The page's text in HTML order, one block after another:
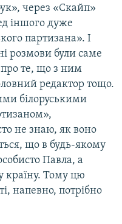
через «Скайп»
іншого дуже
партизана». І
розмови були саме
про те, що з ним
редактор тощо.
білоруськими
не знаю, як воно
що в будь-якому
Павла, а
країну. Тому цю
напевно, потрібно